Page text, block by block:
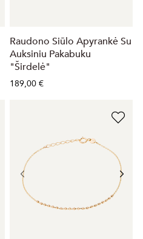
Raudono Siūlo Apyrankė Su
Auksiniu Pakabuku
"Širdelė"
189,00 €